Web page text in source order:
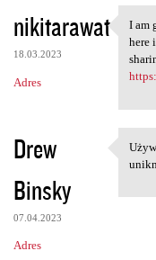
nikitarawat
18.03.2023
Adres
I am
I am
here
Drew
Binsky
07.04.2023
Adres